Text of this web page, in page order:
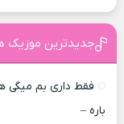
جدیدترین موزیک
فقط داری بم میگی
باره –